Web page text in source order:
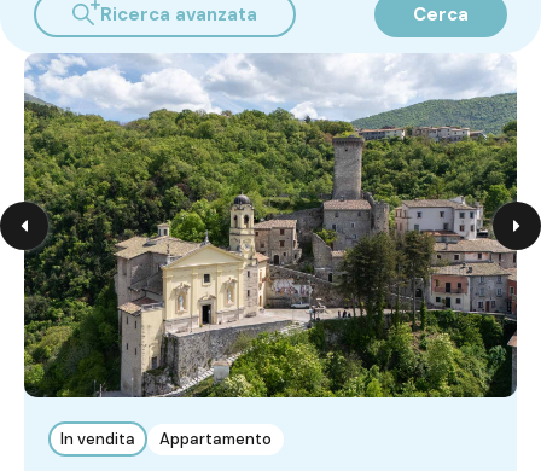
Ricerca avanzata Cerca
In vendita Appartamento